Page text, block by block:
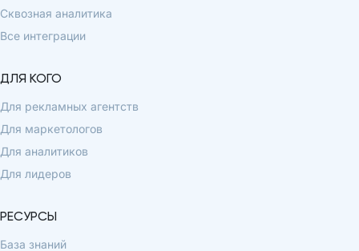
Сквозная аналитика
Все интеграции
ДЛЯ КОГО
Для рекламных агентств
Для маркетологов
Для аналитиков
Для лидеров
РЕСУРСЫ
База знаний